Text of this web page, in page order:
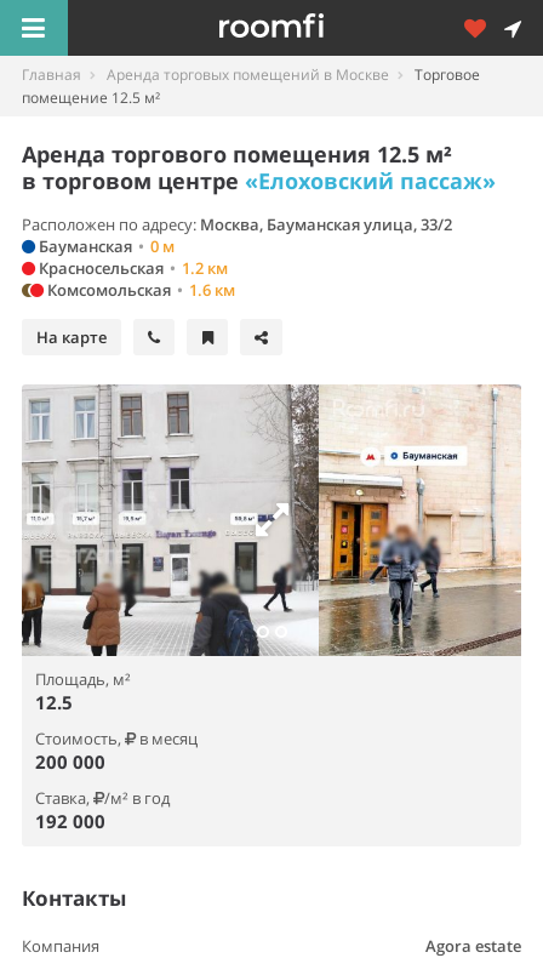
Главная Аренда торговых помещений в Москве
Торговое
помещение 12.5 м²
Аренда торгового помещения 12.5 м²
в торговом центре «Елоховский пассаж»
Расположен по адресу: Москва, Бауманская улица, 33/2
Бауманская • 0 м
Красносельская • 1.2 км
Комсомольская • 1.6 км
На карте
Площадь, м²
12.5
Стоимость, в месяц
200 000
Ставка, /м² в год
192 000
Контакты
Компания Agora estate